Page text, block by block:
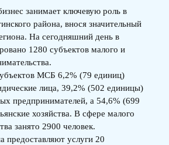
занимает ключевую роль в
района, внося значительный
На сегодняшний день в
1280 субъектов малого и
МСБ 6,2% (79 единиц)
лица, 39,2% (502 единицы)
предпринимателей, а 54,6% (699
хозяйства. В сфере малого
занято 2900 человек.
предоставляют услуги 20